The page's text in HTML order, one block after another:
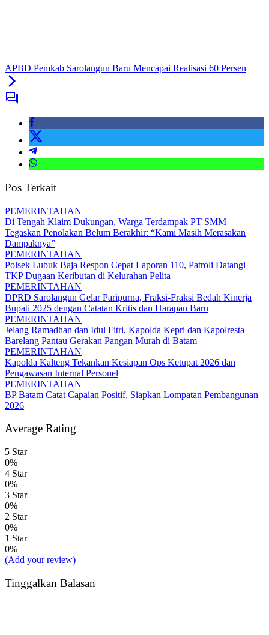
APBD Pemkab Sarolangun Baru Mencapai Realisasi 60 Persen
Pos Terkait
PEMERINTAHAN
Di Tengah Klaim Dukungan, Warga Terdampak PT SMM
Tegaskan Penolakan Belum Berakhir: “Kami Masih Merasakan
Dampaknya”
PEMERINTAHAN
Polsek Lubuk Baja Respon Cepat Laporan 110, Patroli Datangi
TKP Dugaan Keributan di Kelurahan Pelita
PEMERINTAHAN
DPRD Sarolangun Gelar Paripurna, Fraksi-Fraksi Bedah Kinerja
Bupati 2025 dengan Catatan Kritis dan Harapan Baru
PEMERINTAHAN
Jelang Ramadhan dan Idul Fitri, Kapolda Kepri dan Kapolresta
Barelang Pantau Gerakan Pangan Murah di Batam
PEMERINTAHAN
Kapolda Kalteng Tekankan Kesiapan Ops Ketupat 2026 dan
Pengawasan Internal Personel
PEMERINTAHAN
BP Batam Catat Capaian Positif, Siapkan Lompatan Pembangunan
2026
Average Rating
5 Star
0%
4 Star
0%
3 Star
0%
2 Star
0%
1 Star
0%
(Add your review)
Tinggalkan Balasan